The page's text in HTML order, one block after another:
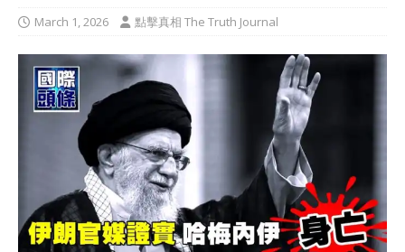
March 1, 2026 點擊真相 The Truth Journal